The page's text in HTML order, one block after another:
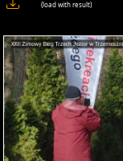
(load with result)